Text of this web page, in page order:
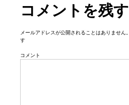
n
コメントを残す
メールアドレスが公開されることはありません。
す
コメント